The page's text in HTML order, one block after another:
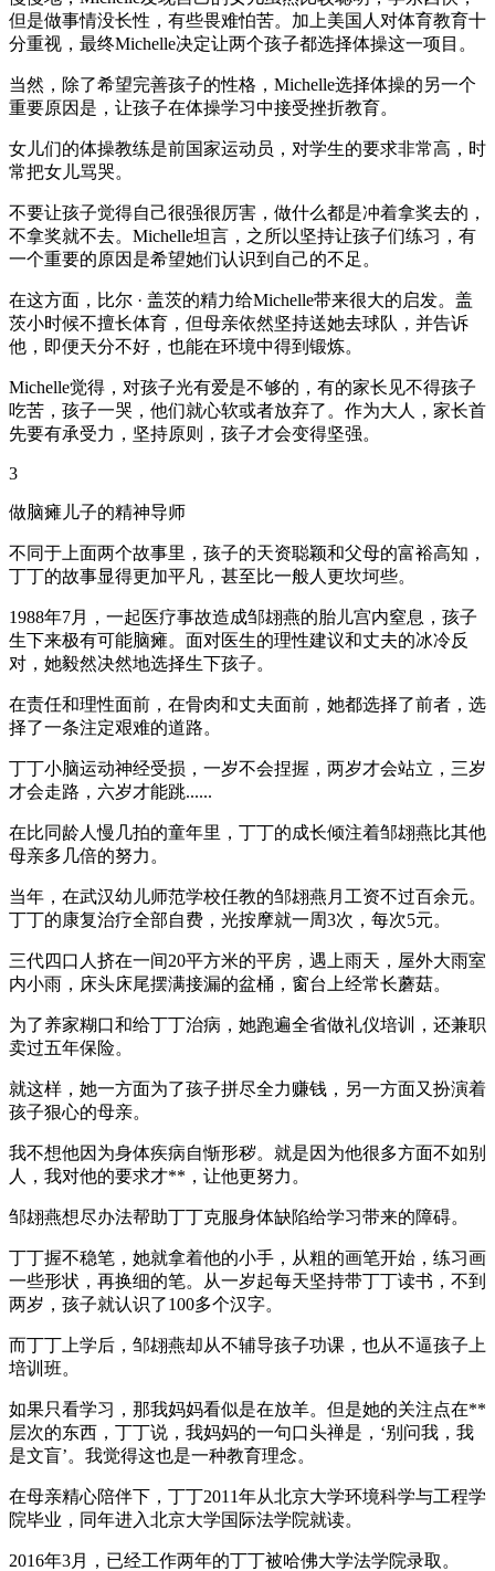
但是做事情没长性，有些畏难怕苦。加上美国人对体育教育十
分重视，最终Michelle决定让两个孩子都选择体操这一项目。
当然，除了希望完善孩子的性格，Michelle选择体操的另一个
重要原因是，让孩子在体操学习中接受挫折教育。
女儿们的体操教练是前国家运动员，对学生的要求非常高，时
常把女儿骂哭。
不要让孩子觉得自己很强很厉害，做什么都是冲着拿奖去的，
不拿奖就不去。Michelle坦言，之所以坚持让孩子们练习，有
一个重要的原因是希望她们认识到自己的不足。
在这方面，比尔 · 盖茨的精力给Michelle带来很大的启发。盖
茨小时候不擅长体育，但母亲依然坚持送她去球队，并告诉
他，即便天分不好，也能在环境中得到锻炼。
Michelle觉得，对孩子光有爱是不够的，有的家长见不得孩子
吃苦，孩子一哭，他们就心软或者放弃了。作为大人，家长首
先要有承受力，坚持原则，孩子才会变得坚强。
3
做脑瘫儿子的精神导师
不同于上面两个故事里，孩子的天资聪颖和父母的富裕高知，
丁丁的故事显得更加平凡，甚至比一般人更坎坷些。
1988年7月，一起医疗事故造成邹翃燕的胎儿宫内窒息，孩子
生下来极有可能脑瘫。面对医生的理性建议和丈夫的冰冷反
对，她毅然决然地选择生下孩子。
在责任和理性面前，在骨肉和丈夫面前，她都选择了前者，选
择了一条注定艰难的道路。
丁丁小脑运动神经受损，一岁不会捏握，两岁才会站立，三岁
才会走路，六岁才能跳......
在比同龄人慢几拍的童年里，丁丁的成长倾注着邹翃燕比其他
母亲多几倍的努力。
当年，在武汉幼儿师范学校任教的邹翃燕月工资不过百余元。
丁丁的康复治疗全部自费，光按摩就一周3次，每次5元。
三代四口人挤在一间20平方米的平房，遇上雨天，屋外大雨室
内小雨，床头床尾摆满接漏的盆桶，窗台上经常长蘑菇。
为了养家糊口和给丁丁治病，她跑遍全省做礼仪培训，还兼职
卖过五年保险。
就这样，她一方面为了孩子拼尽全力赚钱，另一方面又扮演着
孩子狠心的母亲。
我不想他因为身体疾病自惭形秽。就是因为他很多方面不如别
人，我对他的要求才**，让他更努力。
邹翃燕想尽办法帮助丁丁克服身体缺陷给学习带来的障碍。
丁丁握不稳笔，她就拿着他的小手，从粗的画笔开始，练习画
一些形状，再换细的笔。从一岁起每天坚持带丁丁读书，不到
两岁，孩子就认识了100多个汉字。
而丁丁上学后，邹翃燕却从不辅导孩子功课，也从不逼孩子上
培训班。
如果只看学习，那我妈妈看似是在放羊。但是她的关注点在**
层次的东西，丁丁说，我妈妈的一句口头禅是，‘别问我，我
是文盲’。我觉得这也是一种教育理念。
在母亲精心陪伴下，丁丁2011年从北京大学环境科学与工程学
院毕业，同年进入北京大学国际法学院就读。
2016年3月，已经工作两年的丁丁被哈佛大学法学院录取。